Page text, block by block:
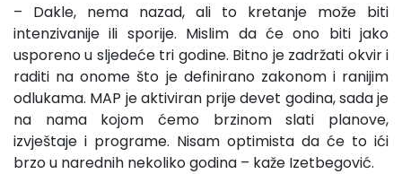
– Dakle, nema nazad, ali to kretanje može biti
intenzivanije ili sporije. Mislim da će ono biti jako
usporeno u sljedeće tri godine. Bitno je zadržati okvir i
raditi na onome što je definirano zakonom i ranijim
odlukama. MAP je aktiviran prije devet godina, sada je
na nama kojom ćemo brzinom slati planove,
izvještaje i programe. Nisam optimista da će to ići
brzo u narednih nekoliko godina – kaže Izetbegović.